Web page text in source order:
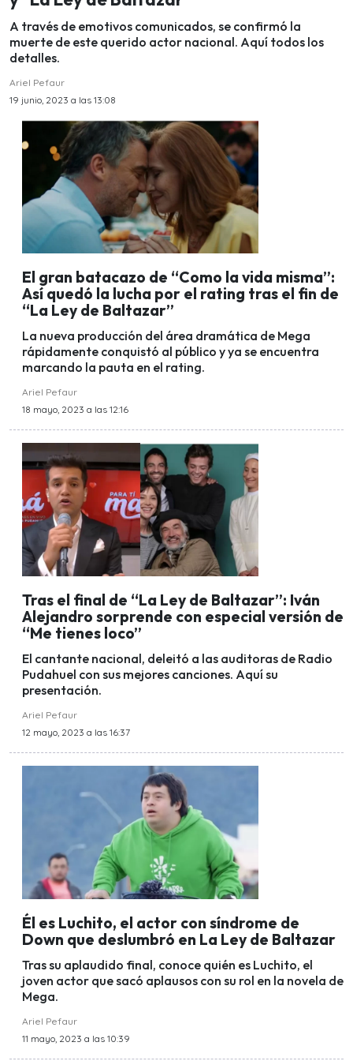
A través de emotivos comunicados, se confirmó la
muerte de este querido actor nacional. Aquí todos los
detalles.
Ariel Pefaur
19 junio, 2023 a las 13:08
El gran batacazo de “Como la vida misma”:
Así quedó la lucha por el rating tras el fin de
“La Ley de Baltazar”
La nueva producción del área dramática de Mega
rápidamente conquistó al público y ya se encuentra
marcando la pauta en el rating.
Ariel Pefaur
18 mayo, 2023 a las 12:16
Tras el final de “La Ley de Baltazar”: Iván
Alejandro sorprende con especial versión de
“Me tienes loco”
El cantante nacional, deleitó a las auditoras de Radio
Pudahuel con sus mejores canciones. Aquí su
presentación.
Ariel Pefaur
12 mayo, 2023 a las 16:37
Él es Luchito, el actor con síndrome de
Down que deslumbró en La Ley de Baltazar
Tras su aplaudido final, conoce quién es Luchito, el
joven actor que sacó aplausos con su rol en la novela de
Mega.
Ariel Pefaur
11 mayo, 2023 a las 10:39